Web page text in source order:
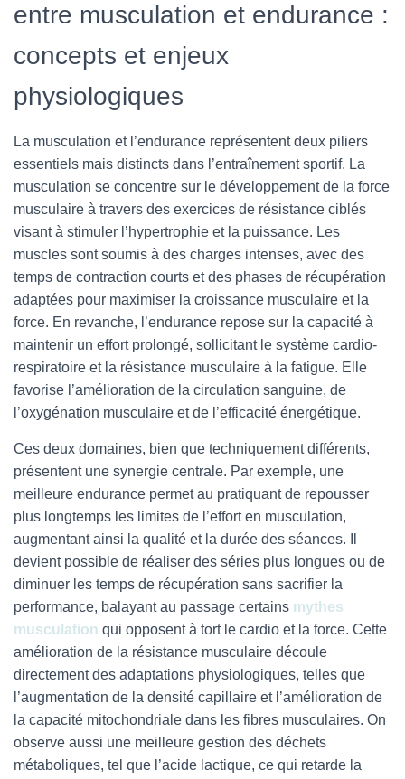
entre musculation et endurance :
concepts et enjeux
physiologiques
La musculation et l’endurance représentent deux piliers
essentiels mais distincts dans l’entraînement sportif. La
musculation se concentre sur le développement de la force
musculaire à travers des exercices de résistance ciblés
visant à stimuler l’hypertrophie et la puissance. Les
muscles sont soumis à des charges intenses, avec des
temps de contraction courts et des phases de récupération
adaptées pour maximiser la croissance musculaire et la
force. En revanche, l’endurance repose sur la capacité à
maintenir un effort prolongé, sollicitant le système cardio-
respiratoire et la résistance musculaire à la fatigue. Elle
favorise l’amélioration de la circulation sanguine, de
l’oxygénation musculaire et de l’efficacité énergétique.
Ces deux domaines, bien que techniquement différents,
présentent une synergie centrale. Par exemple, une
meilleure endurance permet au pratiquant de repousser
plus longtemps les limites de l’effort en musculation,
augmentant ainsi la qualité et la durée des séances. Il
devient possible de réaliser des séries plus longues ou de
diminuer les temps de récupération sans sacrifier la
performance, balayant au passage certains mythes
musculation qui opposent à tort le cardio et la force. Cette
amélioration de la résistance musculaire découle
directement des adaptations physiologiques, telles que
l’augmentation de la densité capillaire et l’amélioration de
la capacité mitochondriale dans les fibres musculaires. On
observe aussi une meilleure gestion des déchets
métaboliques, tel que l’acide lactique, ce qui retarde la